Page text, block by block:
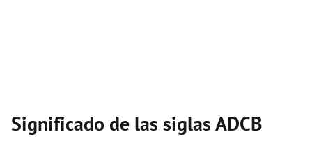
Significado de las siglas ADCB